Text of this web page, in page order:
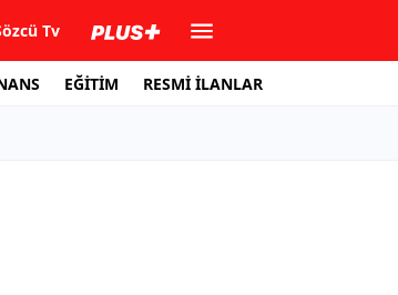
Tv
EĞİTİM RESMİ İLANLAR